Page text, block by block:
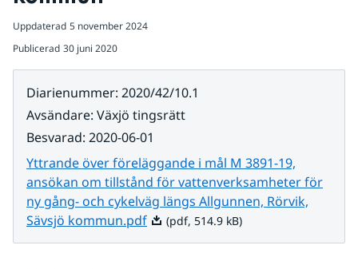
Uppdaterad 5 november 2024
Publicerad 30 juni 2020
Diarienummer: 2020/42/10.1
Avsändare: Växjö tingsrätt
Besvarad: 2020-06-01
Yttrande över föreläggande i mål M 3891-19,
ansökan om tillstånd för vattenverksamheter för
ny gång- och cykelväg längs Allgunnen, Rörvik,
Sävsjö kommun.pdfPdf, 514.9 kB.
(pdf, 514.9 kB)